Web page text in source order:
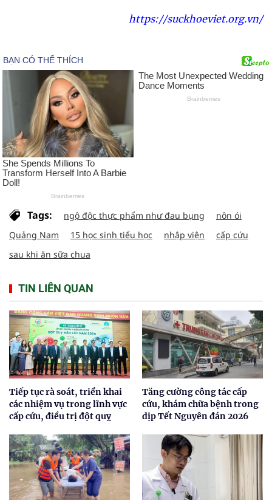
https://suckhoeviet.org.vn/
Tags: ngộ độc thực phẩm như đau bụng
nôn ói
Quảng Nam
15 học sinh tiểu học nhập viện
cấp cứu
sau khi ăn sữa chua
TIN LIÊN QUAN
Tiếp tục rà soát, triển khai
các nhiệm vụ trong lĩnh vực
cấp cứu, điều trị đột quỵ
Tăng cường công tác cấp
cứu, khám chữa bệnh trong
dịp Tết Nguyên đán 2026